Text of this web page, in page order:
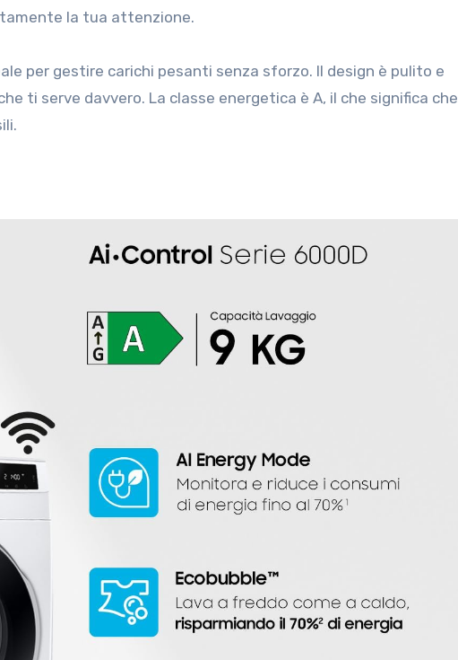
la tua attenzione.
per gestire carichi pesanti senza sforzo. Il design è pulito e
ti serve davvero. La classe energetica è A, il che significa che